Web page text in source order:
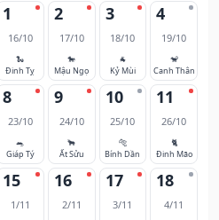
1
16/10
🐍
Đinh Tỵ
2
17/10
🐎
Mậu Ngọ
3
18/10
🐐
Kỷ Mùi
4
19/10
🐒
Canh Thân
8
23/10
🐀
Giáp Tý
9
24/10
🐂
Ất Sửu
10
25/10
🐅
Bính Dần
11
26/10
🐈
Đinh Mão
15
1/11
16
2/11
17
3/11
18
4/11